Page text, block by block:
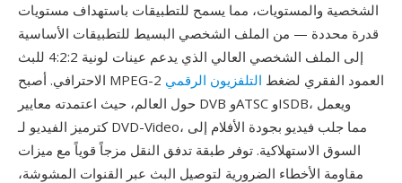
الشخصية والمستويات، مما يسمح للتطبيقات باستهداف مستويات
قدرة محددة — من الملف الشخصي البسيط للتطبيقات الأساسية
إلى الملف الشخصي العالي الذي يدعم عينات لونية 4:2:2 للبث
الاحترافي. أصبح MPEG-2 العمود الفقري لضغط التلفزيون الرقمي
حول العالم، حيث اعتمدته معايير DVB وATSC وISDB، ويعمل
كترميز الفيديو لـ DVD-Video، مما جلب فيديو بجودة الأفلام إلى
السوق الاستهلاكية. توفر طبقة تدفق النقل مزجاً قوياً مع ميزات
مقاومة الأخطاء الضرورية لتوصيل البث عبر القنوات المشوشة،